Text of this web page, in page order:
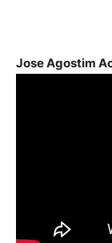
Jose Agostim